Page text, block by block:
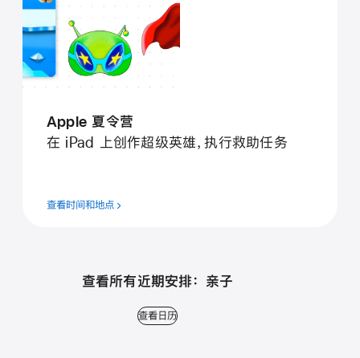
Apple 夏令营
在 iPad 上创作超级英雄，执行救助任务
查看时间和地点
查看所有近期安排： 亲子
查看日历